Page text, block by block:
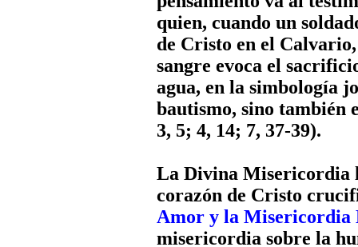
quien, cuando un
de Cristo en el
sangre evoca el
agua, en la simbología
bautismo, sino también
3, 5; 4, 14; 7, 37-39).
La Divina Misericordia
corazón de Cristo
Amor y la Misericordia
misericordia sobre la